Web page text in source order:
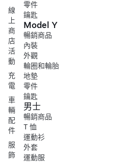
線
上
商
店
活
動
充
電
車
輛
配
件
服
飾
零件
鑰匙
Model Y
暢銷商品
內裝
外觀
輪圈和輪胎
地墊
零件
鑰匙
男士
暢銷商品
T 恤
運動衫
外套
運動服